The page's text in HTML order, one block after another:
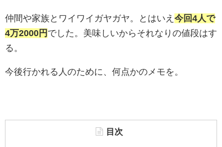
仲間や家族とワイワイガヤガヤ。とはいえ 今回4人で
4万2000円 でした。美味しいからそれなりの値段はす
る。
今後行かれる人のために、何点かのメモを。
目次